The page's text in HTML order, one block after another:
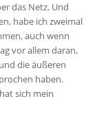
das Netz. Und
habe ich zweimal
auch wenn
vor allem daran,
die äußeren
haben.
sich mein